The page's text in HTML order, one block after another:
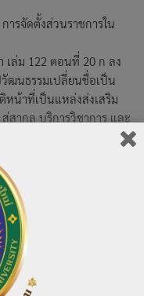
ารจัดตั้งส่วนราชการใน
เล่ม 122 ตอนที่ 20 ก ลง
ฒนธรรมเปลี่ยนชื่อเป็น
หน้าที่เป็นแหล่งส่งเสริม
สากล บริการวิชาการ และ
ามรู้และความสามารถทาง
องมหาวิทยาลัยและ
ข่าย ความร่วมมือทางด้าน
ระเทศ อีกทั้งยังเป็นหน่วย
เผยแพร่ศิลปวัฒนธรรม
ตลอดจนสืบสานและเผย
ทั่วไปทั้งในและต่าง